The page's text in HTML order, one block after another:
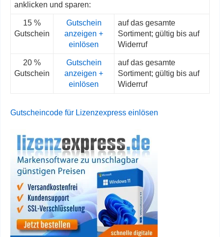
anklicken und sparen:
15 %
Gutschein
Gutschein
anzeigen +
einlösen
auf das gesamte
Sortiment; gültig bis auf
Widerruf
20 %
Gutschein
Gutschein
anzeigen +
einlösen
auf das gesamte
Sortiment; gültig bis auf
Widerruf
Gutscheincode für Lizenzexpress einlösen